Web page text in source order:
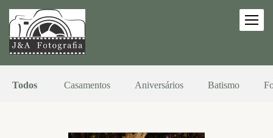
Todos Casamentos Aniversários Batismo